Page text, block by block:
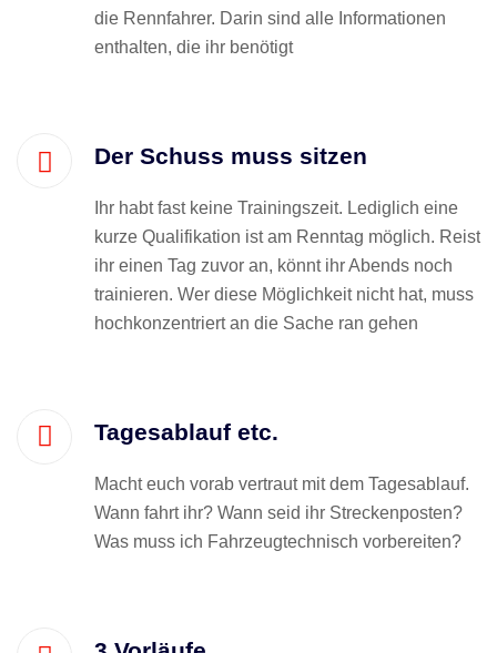
die Rennfahrer. Darin sind alle Informationen
enthalten, die ihr benötigt
Der Schuss muss sitzen
Ihr habt fast keine Trainingszeit. Lediglich eine
kurze Qualifikation ist am Renntag möglich. Reist
ihr einen Tag zuvor an, könnt ihr Abends noch
trainieren. Wer diese Möglichkeit nicht hat, muss
hochkonzentriert an die Sache ran gehen
Tagesablauf etc.
Macht euch vorab vertraut mit dem Tagesablauf.
Wann fahrt ihr? Wann seid ihr Streckenposten?
Was muss ich Fahrzeugtechnisch vorbereiten?